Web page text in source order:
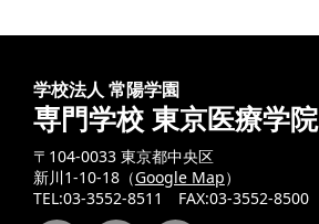
学校法人 常陽学園
専門学校 東京医療学院
〒104-0033 東京都中央区
新川1-10-18（Google Map）
TEL:03-3552-8511 FAX:03-3552-8500